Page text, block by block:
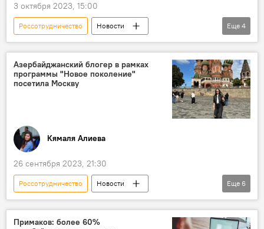
Общество
3 октября 2023, 15:00
Россотрудничество
Новости
МИА "Россия сегодня"
анонс
Медиафорум
Дмитрий Киселев
Еще 4
Азербайджанский блогер в рамках
программы "Новое поколение"
посетила Москву
Кямаля Алиева
26 сентября 2023, 21:30
Россотрудничество
Новости
Азербайджан
блогер Ирада Гасымова
Москва
Еще 6
Примаков: более 60%